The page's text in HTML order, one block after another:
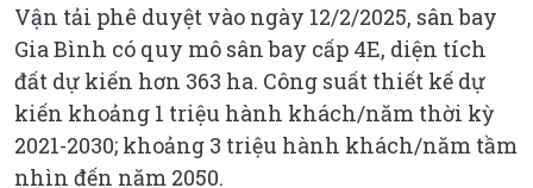
Vận tải phê duyệt vào ngày 12/2/2025, sân bay
Gia Bình có quy mô sân bay cấp 4E, diện tích
đất dự kiến hơn 363 ha. Công suất thiết kế dự
kiến khoảng 1 triệu hành khách/năm thời kỳ
2021-2030; khoảng 3 triệu hành khách/năm tầm
nhìn đến năm 2050.